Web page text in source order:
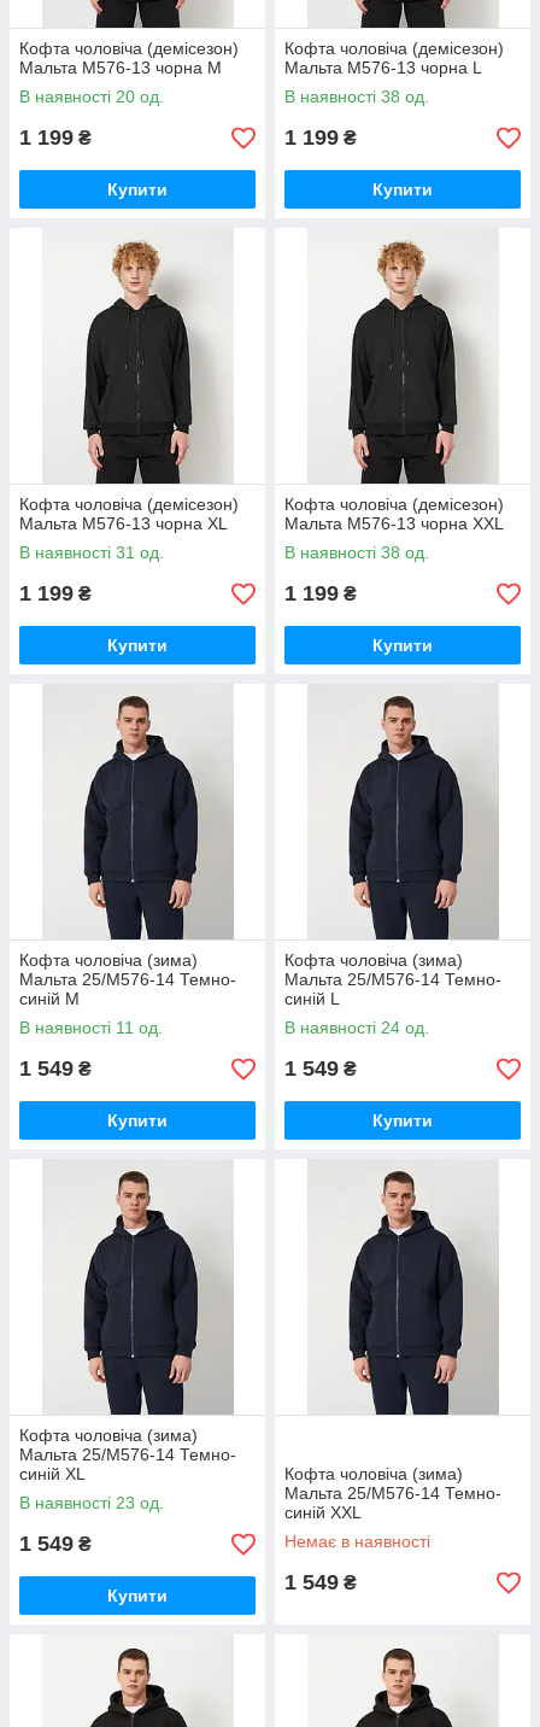
Кофта чоловіча (демісезон)
Мальта М576-13 чорна M
В наявності 20 од.
1 199 ₴
Купити
Кофта чоловіча (демісезон)
Мальта М576-13 чорна L
В наявності 38 од.
1 199 ₴
Купити
Кофта чоловіча (демісезон)
Мальта М576-13 чорна XL
В наявності 31 од.
1 199 ₴
Купити
Кофта чоловіча (демісезон)
Мальта М576-13 чорна XXL
В наявності 38 од.
1 199 ₴
Купити
Кофта чоловіча (зима)
Мальта 25/М576-14 Темно-
синій M
В наявності 11 од.
1 549 ₴
Купити
Кофта чоловіча (зима)
Мальта 25/М576-14 Темно-
синій L
В наявності 24 од.
1 549 ₴
Купити
Кофта чоловіча (зима)
Мальта 25/М576-14 Темно-
синій XL
В наявності 23 од.
1 549 ₴
Купити
Кофта чоловіча (зима)
Мальта 25/М576-14 Темно-
синій XXL
Немає в наявності
1 549 ₴